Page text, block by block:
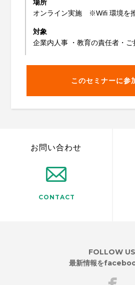
場所
オンライン実施 ※Wifi 環境を
対象
企業内人事 ・教育の責任者・ご
このセミナーに参
CONTACT
お問い合わせ
FOLLOW US
最新情報を